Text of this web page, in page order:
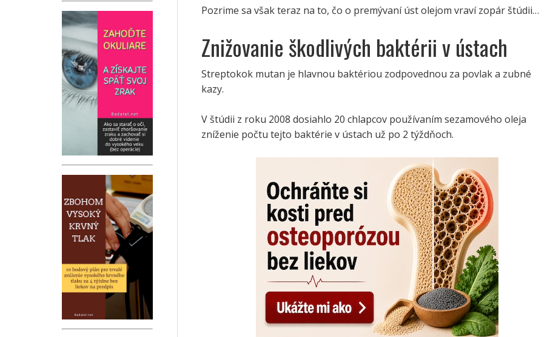
Pozrime sa však teraz na to, čo o premývaní úst olejom vraví zopár štúdii…
Znižovanie škodlivých baktérii v ústach
Streptokok mutan je hlavnou baktériou zodpovednou za povlak a zubné
kazy.
V štúdii z roku 2008 dosiahlo 20 chlapcov používaním sezamového oleja
zníženie počtu tejto baktérie v ústach už po 2 týždňoch.